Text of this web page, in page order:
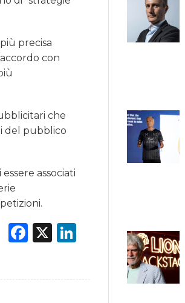
precisa
con
che
del pubblico
associati
Facebook
X LinkedIn